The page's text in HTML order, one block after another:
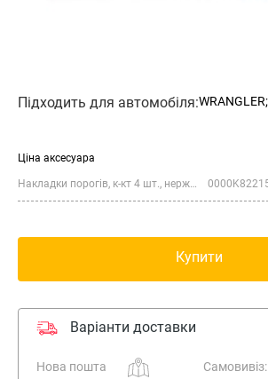
Підходить для автомобіля:WRANGLER;
Ціна аксесуара
Накладки порогів, к-кт 4 шт., нержавіюча сталь, Wrangler 2-х дверна версія
Купити
Варіанти доставки
Нова пошта
Самовивіз: